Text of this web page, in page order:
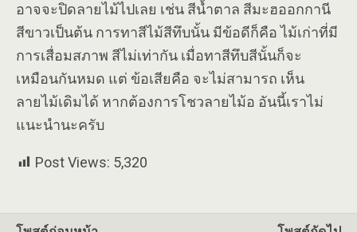
อาจจะปิดลายไม้ไปเลย เช่น สีน้ำตาล สีมะฮออกกานี
สีขาวเป็นต้น การทาสีไม้สีทึบนั้น มีข้อดีก็คือ ไม้เก่าที่มี
การเสื่อมสภาพ สีไม่เท่ากัน เมื่อทาสีทึบสีนั้นก็จะ
เหมือนกันหมด แต่ ข้อเสียคือ จะไม่สามารถ เห็น
ลายไม้เดิมได้ หากต้องการโชวลายไม้อ อันนี้เราไม่
แนะนำนะครับ
Post Views: 5,320